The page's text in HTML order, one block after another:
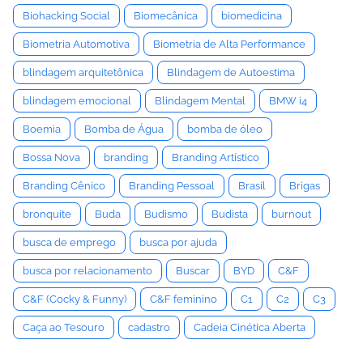
Biohacking Social Biomecânica biomedicina
Biometria Automotiva Biometria de Alta Performance
blindagem arquitetônica Blindagem de Autoestima
blindagem emocional Blindagem Mental BMW i4
Boemia Bomba de Água bomba de óleo
Bossa Nova branding Branding Artístico
Branding Cênico Branding Pessoal Brasil Brigas
bronquite Buda Budismo Budista burnout
busca de emprego busca por ajuda
busca por relacionamento Buscar BYD C&F
C&F (Cocky & Funny) C&F feminino C1 C2 C3
Caça ao Tesouro cadastro Cadeia Cinética Aberta